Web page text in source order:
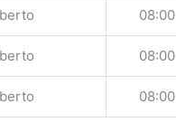
08:00
08:00
08:00